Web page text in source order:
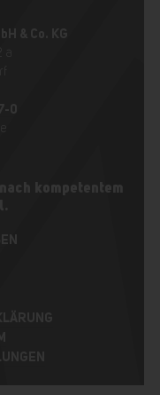
& Co. KG
0
kompetentem